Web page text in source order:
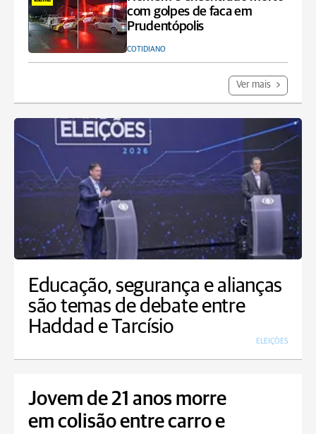
com golpes de faca em
Prudentópolis
COTIDIANO
Ver mais
Educação, segurança e alianças
são temas de debate entre
Haddad e Tarcísio
ELEIÇÕES
Jovem de 21 anos morre
em colisão entre carro e